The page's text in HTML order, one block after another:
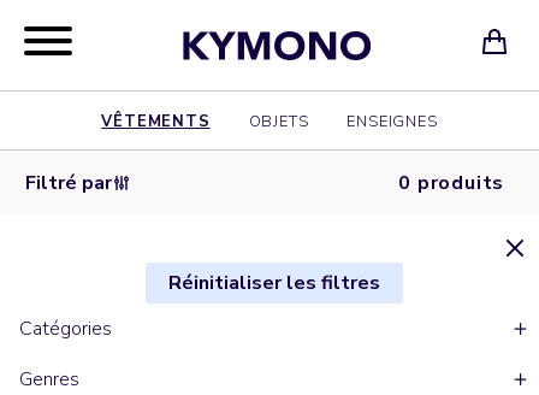
VÊTEMENTS OBJETS ENSEIGNES
Filtré par 0 produits
Réinitialiser les filtres
Catégories
Genres